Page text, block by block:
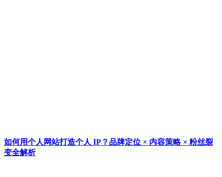
如何用个人网站打造个人 IP？品牌定位 × 内容策略 × 粉丝裂
变全解析